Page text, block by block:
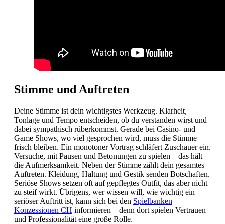
Stimme und Auftreten
Deine Stimme ist dein wichtigstes Werkzeug. Klarheit,
Tonlage und Tempo entscheiden, ob du verstanden wirst und
dabei sympathisch rüberkommst. Gerade bei Casino- und
Game Shows, wo viel gesprochen wird, muss die Stimme
frisch bleiben. Ein monotoner Vortrag schläfert Zuschauer ein.
Versuche, mit Pausen und Betonungen zu spielen – das hält
die Aufmerksamkeit. Neben der Stimme zählt dein gesamtes
Auftreten. Kleidung, Haltung und Gestik senden Botschaften.
Seriöse Shows setzen oft auf gepflegtes Outfit, das aber nicht
zu steif wirkt. Übrigens, wer wissen will, wie wichtig ein
seriöser Auftritt ist, kann sich bei den Spielbanken
Konzessionen CH informieren – denn dort spielen Vertrauen
und Professionalität eine große Rolle.